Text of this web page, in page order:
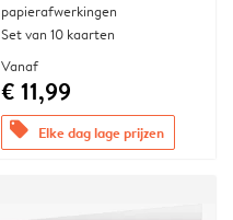
papierafwerkingen
Set van 10 kaarten
Vanaf
€ 11,99
offers Elke dag lage prijzen